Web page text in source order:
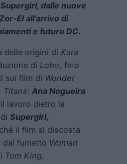
dalle nuove
El all’arrivo di
e futuro DC.
delle origini di Kara
di Lobo, fino
sui film di Wonder
Titans: Ana Nogueira
il lavoro dietro la
Supergirl,
il film si discosta
dal fumetto Woman
Tom King.